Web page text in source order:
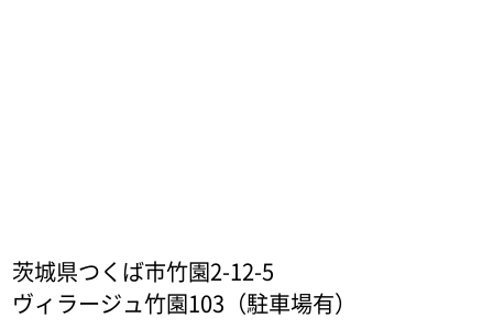
茨城県つくば市竹園2-12-5
ヴィラージュ竹園103（駐車場有）